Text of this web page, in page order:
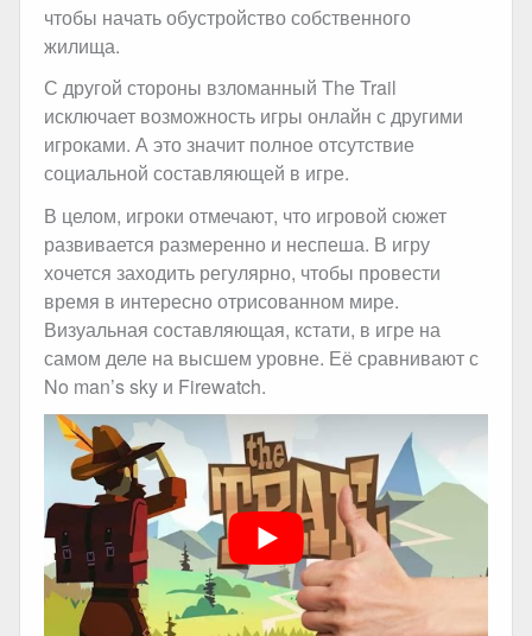
чтобы начать обустройство собственного
жилища.
С другой стороны взломанный The Trail
исключает возможность игры онлайн с другими
игроками. А это значит полное отсутствие
социальной составляющей в игре.
В целом, игроки отмечают, что игровой сюжет
развивается размеренно и неспеша. В игру
хочется заходить регулярно, чтобы провести
время в интересно отрисованном мире.
Визуальная составляющая, кстати, в игре на
самом деле на высшем уровне. Её сравнивают с
No man’s sky и Firewatch.